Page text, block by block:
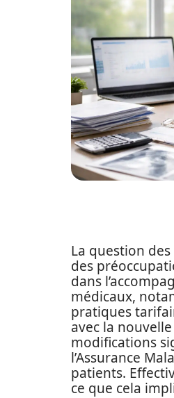
La question
des
dans
médicaux,
pratiques
avec la
modifications
l’Assurance
patients.
ce que cela